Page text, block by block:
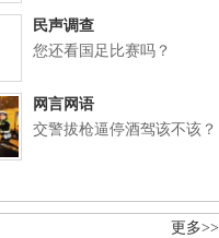
民声调查
您还看国足比赛吗？
网言网语
交警拔枪逼停酒驾该不该？
更多>>